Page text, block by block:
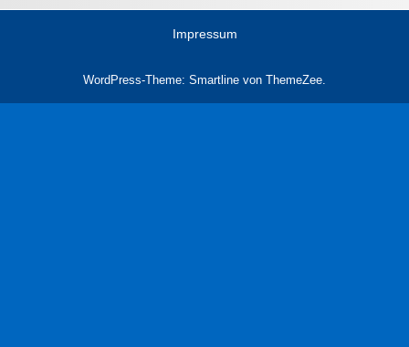
Impressum
WordPress-Theme: Smartline von ThemeZee.